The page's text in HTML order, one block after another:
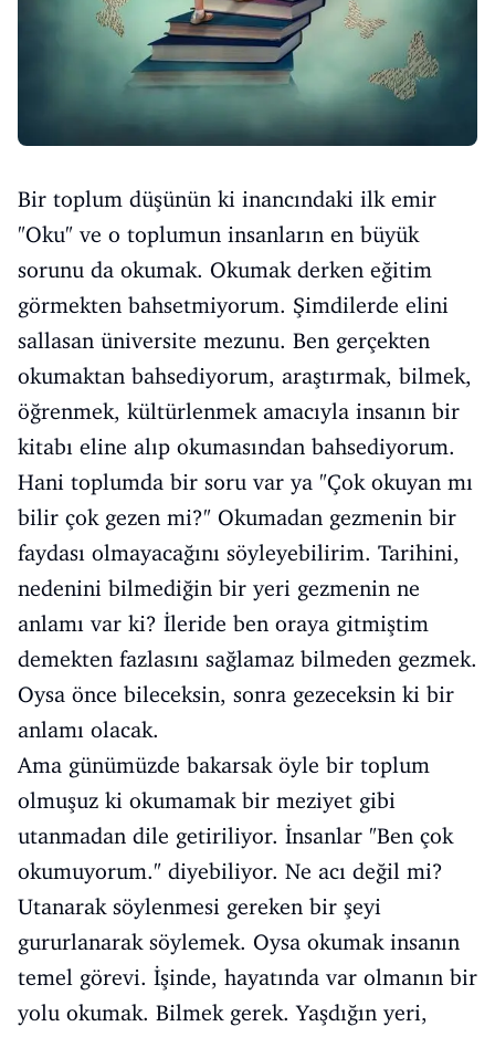
Bir toplum düşünün ki inancındaki ilk emir
"Oku" ve o toplumun insanların en büyük
sorunu da okumak. Okumak derken eğitim
görmekten bahsetmiyorum. Şimdilerde elini
sallasan üniversite mezunu. Ben gerçekten
okumaktan bahsediyorum, araştırmak, bilmek,
öğrenmek, kültürlenmek amacıyla insanın bir
kitabı eline alıp okumasından bahsediyorum.
Hani toplumda bir soru var ya "Çok okuyan mı
bilir çok gezen mi?" Okumadan gezmenin bir
faydası olmayacağını söyleyebilirim. Tarihini,
nedenini bilmediğin bir yeri gezmenin ne
anlamı var ki? İleride ben oraya gitmiştim
demekten fazlasını sağlamaz bilmeden gezmek.
Oysa önce bileceksin, sonra gezeceksin ki bir
anlamı olacak.
Ama günümüzde bakarsak öyle bir toplum
olmuşuz ki okumamak bir meziyet gibi
utanmadan dile getiriliyor. İnsanlar "Ben çok
okumuyorum." diyebiliyor. Ne acı değil mi?
Utanarak söylenmesi gereken bir şeyi
gururlanarak söylemek. Oysa okumak insanın
temel görevi. İşinde, hayatında var olmanın bir
yolu okumak. Bilmek gerek. Yaşdığın yeri,